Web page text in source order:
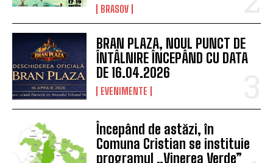
BRASOV
BRAN PLAZA, NOUL PUNCT DE
ÎNTÂLNIRE ÎNCEPÂND CU DATA
DE 16.04.2026
EVENIMENTE
Începând de astăzi, în
Comuna Cristian se instituie
programul „Vinerea Verde”